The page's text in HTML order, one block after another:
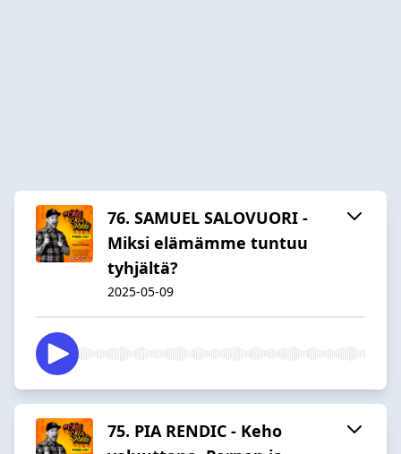
76. SAMUEL SALOVUORI -
Miksi elämämme tuntuu
tyhjältä?
2025-05-09
75. PIA RENDIC - Keho